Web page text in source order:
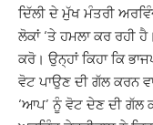
ਦਿੱਲੀ ਦੇ ਮੁੱਖ ਮੰਤਰੀ
ਲੋਕਾਂ ‘ਤੇ ਹਮਲਾ ਕਰ ਰਹੀ
ਕਰੋ। ਉਨ੍ਹਾਂ ਕਿਹਾ ਕਿ
ਵੋਟ ਪਾਉਣ ਦੀ ਗੱਲ ਕਰਨ
‘ਆਪ’ ਨੂੰ ਵੋਟ ਦੇਣ ਦੀ ਗੱਲ